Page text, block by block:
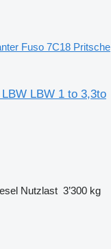
Fuso 7C18 Pritsche
LBW 1 to 3,3to
Nutzlast 3’300 kg